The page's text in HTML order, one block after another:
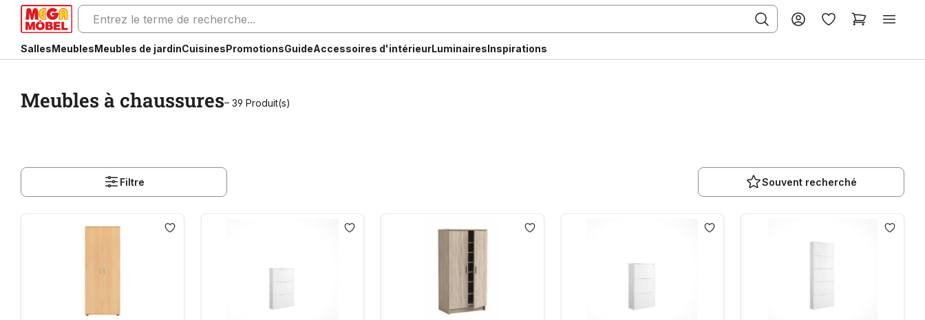
SallesMeublesMeubles de jardinCuisinesPromotionsGuideAccessoires d'intérieurLuminairesInspirations
Meubles à chaussures– 39 Produit(s)
Filtre Souvent recherché